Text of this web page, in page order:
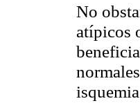
No
atípicos